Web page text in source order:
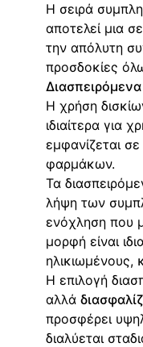
Η σειρά
αποτελεί μια
την απόλυτη
προσδοκίες
Η χρήση
ιδιαίτερα για
εμφανίζεται
φαρμάκων.
Τα
λήψη των
ενόχληση που
μορφή είναι
ηλικιωμένους,
Η επιλογή
αλλά
προσφέρει
διαλύεται